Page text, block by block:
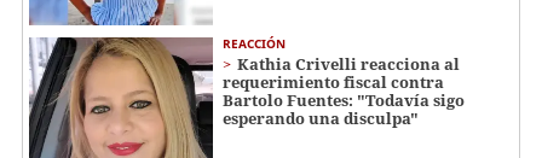
REACCIÓN
Kathia Crivelli reacciona al
requerimiento fiscal contra
Bartolo Fuentes: "Todavía sigo
esperando una disculpa"